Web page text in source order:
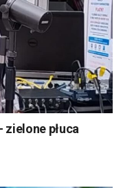
płuca